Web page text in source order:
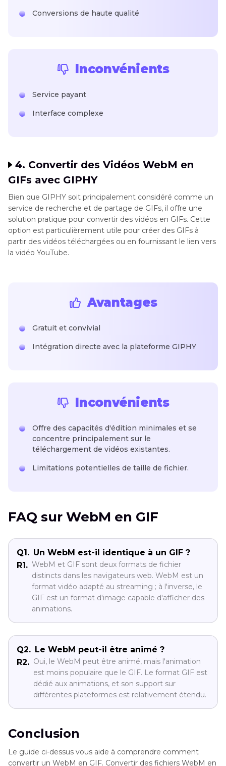
Conversions de haute qualité
Inconvénients
Service payant
Interface complexe
4. Convertir des Vidéos WebM en
GIFs avec GIPHY
Bien que GIPHY soit principalement considéré comme un
service de recherche et de partage de GIFs, il offre une
solution pratique pour convertir des vidéos en GIFs. Cette
option est particulièrement utile pour créer des GIFs à
partir des vidéos téléchargées ou en fournissant le lien vers
la vidéo YouTube.
Avantages
Gratuit et convivial
Intégration directe avec la plateforme GIPHY
Inconvénients
Offre des capacités d'édition minimales et se
concentre principalement sur le
téléchargement de vidéos existantes.
Limitations potentielles de taille de fichier.
FAQ sur WebM en GIF
Q1. Un WebM est-il identique à un GIF ?
R1. WebM et GIF sont deux formats de fichier
distincts dans les navigateurs web. WebM est un
format vidéo adapté au streaming ; à l'inverse, le
GIF est un format d'image capable d'afficher des
animations.
Q2. Le WebM peut-il être animé ?
R2. Oui, le WebM peut être animé, mais l'animation
est moins populaire que le GIF. Le format GIF est
dédié aux animations, et son support sur
différentes plateformes est relativement étendu.
Conclusion
Le guide ci-dessus vous aide à comprendre comment
convertir un WebM en GIF. Convertir des fichiers WebM en